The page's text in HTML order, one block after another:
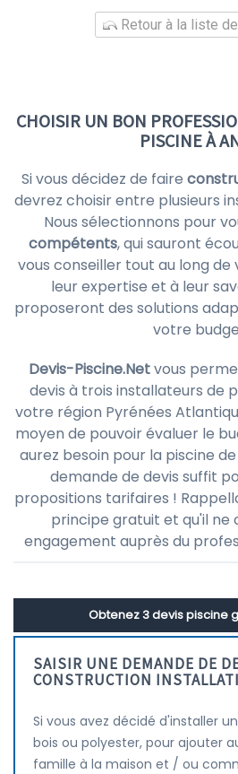
Retour à la liste
CHOISIR UN BON
PISCINE À
Si vous décidez de faire
devrez choisir entre plusieurs
Nous sélectionnons pour
compétents, qui sauront
vous conseiller tout au long
leur expertise et à leur
proposeront des solutions
votre
Devis-Piscine.Netvous
devis à trois installateurs de
votre région Pyrénées
moyen de pouvoir évaluer le
aurez besoin pour la piscine
demande de devis suffit
propositions tarifaires !
principe gratuit et qu'il ne
engagement auprès du
Obtenez 3 devis piscine
SAISIR UNE DEMANDE DE
CONSTRUCTION
Si vous avez décidé d'installer
bois ou polyester, pour ajouter
famille à la maison et / ou